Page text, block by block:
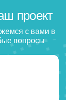
проект
с вами в
вопросы